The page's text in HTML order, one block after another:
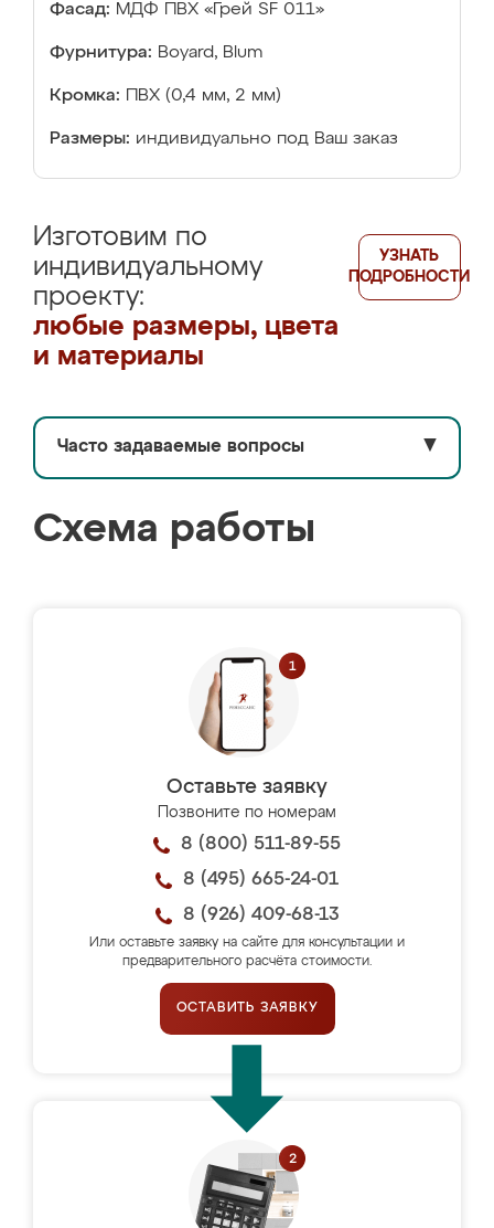
Фасад: МДФ ПВХ «Грей SF 011»
Фурнитура: Boyard, Blum
Кромка: ПВХ (0,4 мм, 2 мм)
Размеры: индивидуально под Ваш заказ
Изготовим по
индивидуальному
проекту:
любые размеры, цвета
и материалы
УЗНАТЬ
ПОДРОБНОСТИ
Часто задаваемые вопросы ▼
Схема работы
Оставьте заявку
Позвоните по номерам
8 (800) 511-89-55
8 (495) 665-24-01
8 (926) 409-68-13
Или оставьте заявку на сайте для консультации и
предварительного расчёта стоимости.
ОСТАВИТЬ ЗАЯВКУ